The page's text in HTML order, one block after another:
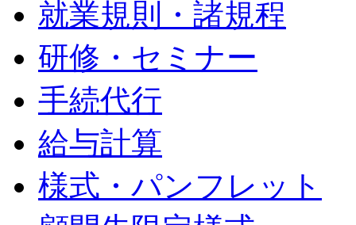
就業規則・諸規程
研修・セミナー
手続代行
給与計算
様式・パンフレット